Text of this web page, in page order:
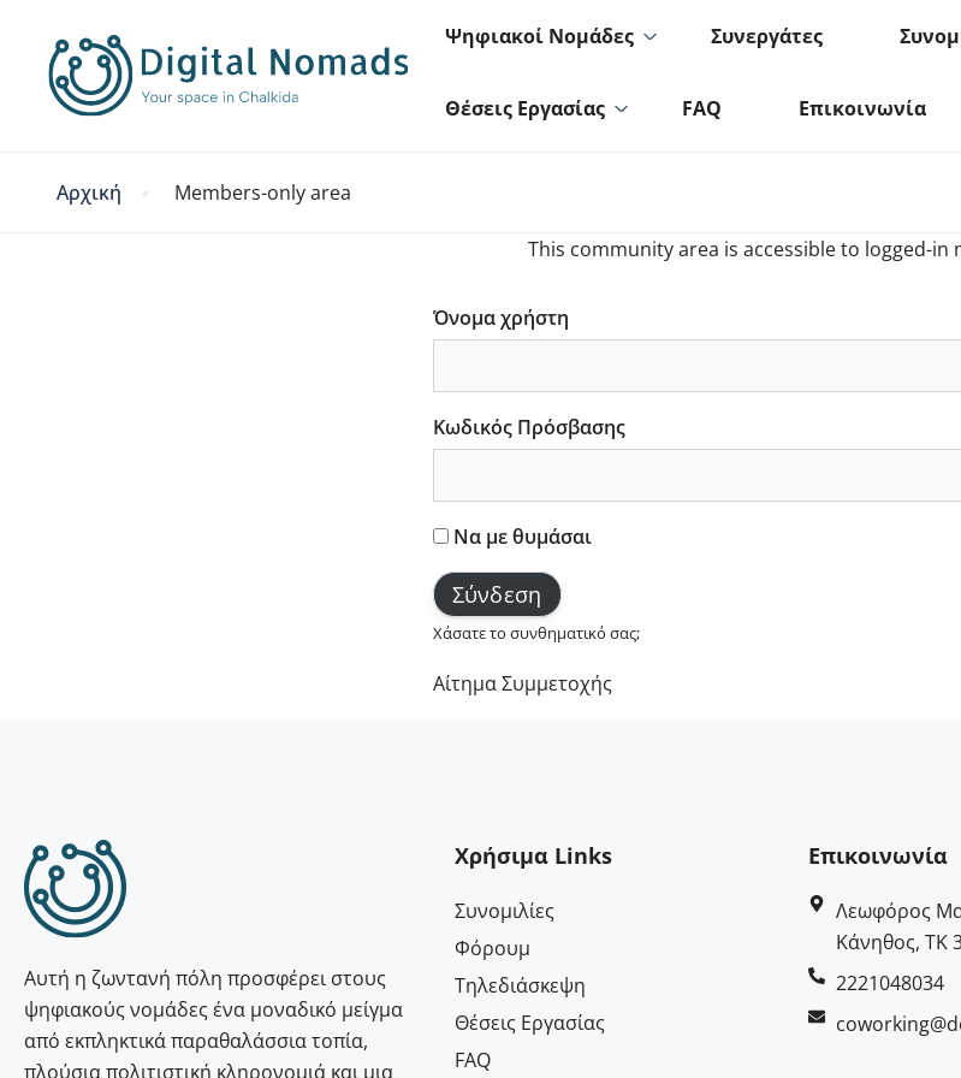
Ψηφιακοί Νομάδες Συνεργάτες
Θέσεις Εργασίας FAQ Επικοινωνία
Αρχική Members-only area
This community area is accessible to logged-in
Όνομα χρήστη
Κωδικός Πρόσβασης
Να με θυμάσαι
Χάσατε το συνθηματικό σας;
Αίτημα Συμμετοχής
Αυτή η ζωντανή πόλη προσφέρει στους
ψηφιακούς νομάδες ένα μοναδικό μείγμα
από εκπληκτικά παραθαλάσσια τοπία,
πλούσια πολιτιστική κληρονομιά και μια
Χρήσιμα Links
Συνομιλίες
Φόρουμ
Τηλεδιάσκεψη
Θέσεις Εργασίας
FAQ
Επικοινωνία
Λεωφόρος
Κάνηθος, ΤΚ
2221048034